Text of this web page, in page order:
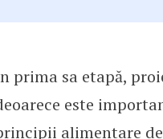
prima sa etapă,
este
alimentare